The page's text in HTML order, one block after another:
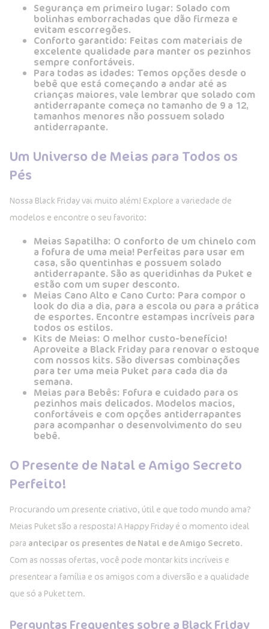
Segurança em primeiro lugar: Solado com
bolinhas emborrachadas que dão firmeza e
evitam escorregões.
Conforto garantido: Feitas com materiais de
excelente qualidade para manter os pezinhos
sempre confortáveis.
Para todas as idades: Temos opções desde o
bebê que está começando a andar até as
crianças maiores, vale lembrar que solado com
antiderrapante começa no tamanho de 9 a 12,
tamanhos menores não possuem solado
antiderrapante.
Um Universo de Meias para Todos os
Pés
Nossa Black Friday vai muito além! Explore a variedade de
modelos e encontre o seu favorito:
Meias Sapatilha: O conforto de um chinelo com
a fofura de uma meia! Perfeitas para usar em
casa, são quentinhas e possuem solado
antiderrapante. São as queridinhas da Puket e
estão com um super desconto.
Meias Cano Alto e Cano Curto: Para compor o
look do dia a dia, para a escola ou para a prática
de esportes. Encontre estampas incríveis para
todos os estilos.
Kits de Meias: O melhor custo-benefício!
Aproveite a Black Friday para renovar o estoque
com nossos kits. São diversas combinações
para ter uma meia Puket para cada dia da
semana.
Meias para Bebês: Fofura e cuidado para os
pezinhos mais delicados. Modelos macios,
confortáveis e com opções antiderrapantes
para acompanhar o desenvolvimento do seu
bebê.
O Presente de Natal e Amigo Secreto
Perfeito!
Procurando um presente criativo, útil e que todo mundo ama?
Meias Puket são a resposta! A Happy Friday é o momento ideal
para antecipar os presentes de Natal e de Amigo Secreto.
Com as nossas ofertas, você pode montar kits incríveis e
presentear a família e os amigos com a diversão e a qualidade
que só a Puket tem.
Perguntas Frequentes sobre a Black Friday